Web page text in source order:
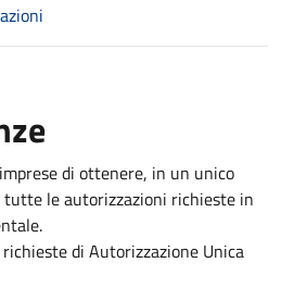
di ottenere, in un unico
tutte le autorizzazioni richieste in
di Autorizzazione Unica